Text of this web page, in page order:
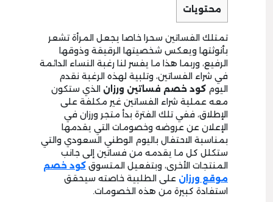
محتويات
تمتلك الفساتين سحرا خاصا يجعل المرأة تشعر
بأنوثتها ويعكس شخصيتها الرقيقة وذوقها
الرفيع، وربما هذا ما يفسر لنا رغبة النساء الدائمة
في شراء الفساتين، وتلبية لهذه الرغبة نقدم
اليوم كود خصم فساتين ورزان الذي ستكون
معه عملية شراء الفساتين غير مكلفة على
الإطلاق، ففي تلك الفترة بدأ متجر ورزان في
الإعلان عن عروضه وخصومات التي يقدمها
بمناسبة الاحتفال باليوم الوطني السعودي والتي
ستكلل كل ما يقدمه من فساتين إلى جانب
المنتجات الأخرى، وبتفعيل المتسوق كود خصم
موقع ورزان على الطلبية خاصته سيحقق
استفادة كبيرة من هذه الخصومات.